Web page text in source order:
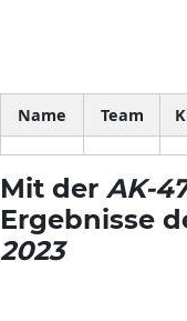
Name Team
Mit der AK-
Ergebnisse
2023